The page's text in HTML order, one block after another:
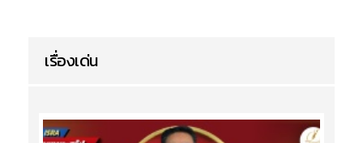
เรื่องเด่น